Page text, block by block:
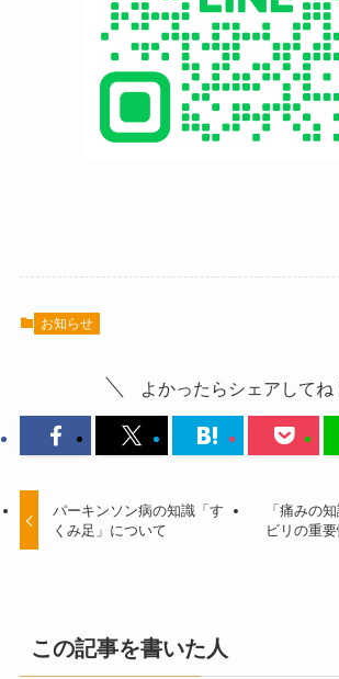
お知らせ
よかったらシェアしてね
パーキンソン病の知識「す
くみ足」について
「痛みの
ビリの重要
この記事を書いた人